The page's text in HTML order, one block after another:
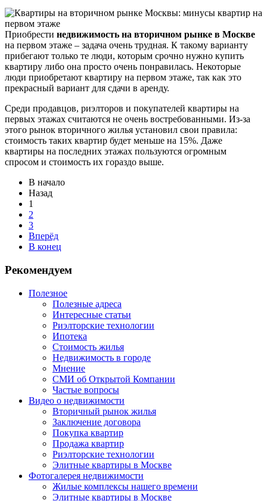
Приобрести недвижимость на вторичном рынке в Москве
на первом этаже – задача очень трудная. К такому варианту
прибегают только те люди, которым срочно нужно купить
квартиру либо она просто очень понравилась. Некоторые
люди приобретают квартиру на первом этаже, так как это
прекрасный вариант для сдачи в аренду.
Среди продавцов, риэлторов и покупателей квартиры на
первых этажах считаются не очень востребованными. Из-за
этого рынок вторичного жилья установил свои правила:
стоимость таких квартир будет меньше на 15%. Даже
квартиры на последних этажах пользуются огромным
спросом и стоимость их гораздо выше.
В начало
Назад
1
2
3
Вперёд
В конец
Рекомендуем
Полезное
Полезные адреса
Интересные статьи
Риэлторские технологии
Ипотека
Стоимость жилья
Недвижимость в городе
Мнение
СМИ об Открытой Компании
Частые вопросы
Видео о недвижимости
Вторичный рынок жилья
Заключение договора
Покупка квартир
Продажа квартир
Риэлторские технологии
Элитные квартиры в Москве
Фотогалерея недвижимости
Жилые комплексы нашего времени
Элитные квартиры в Москве